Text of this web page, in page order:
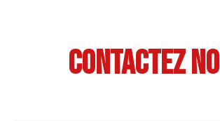
Contactez